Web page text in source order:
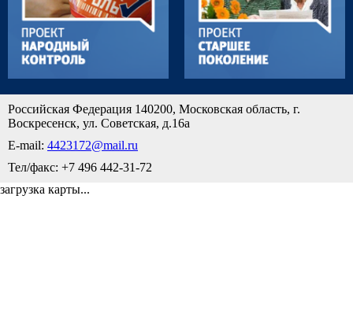
Российская Федерация 140200, Московская область, г.
Воскресенск, ул. Советская, д.16а
E-mail: 4423172@mail.ru
Тел/факс: +7 496 442-31-72
загрузка карты...